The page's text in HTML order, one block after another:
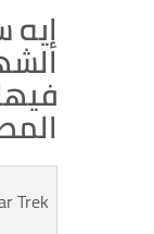
إيه
Trek